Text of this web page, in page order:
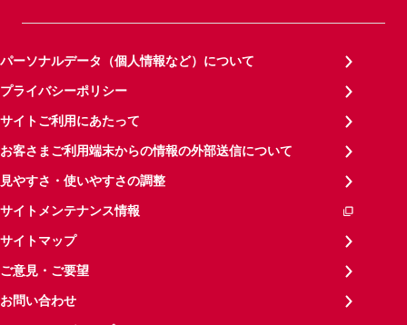
パーソナルデータ（個人情報など）について
プライバシーポリシー
サイトご利用にあたって
お客さまご利用端末からの情報の外部送信について
見やすさ・使いやすさの調整
サイトメンテナンス情報
サイトマップ
ご意見・ご要望
お問い合わせ